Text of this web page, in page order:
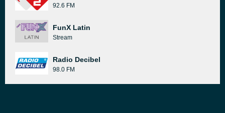
92.6 FM
FunX Latin
Stream
Radio Decibel
98.0 FM